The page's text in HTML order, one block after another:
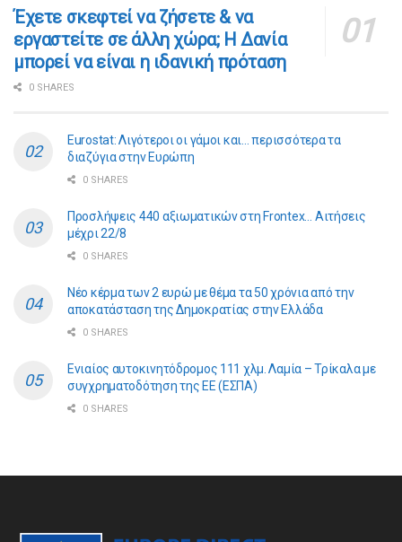
​​Έχετε σκεφτεί να ζήσετε & να
εργαστείτε σε άλλη χώρα; Η Δανία
μπορεί να είναι η ιδανική πρόταση
0 SHARES
Eurostat: Λιγότεροι οι γάμοι και… περισσότερα τα
διαζύγια στην Ευρώπη
0 SHARES
Προσλήψεις 440 αξιωματικών στη Frontex… Αιτήσεις
μέχρι 22/8
0 SHARES
Νέο κέρμα των 2 ευρώ με θέμα τα 50 χρόνια από την
αποκατάσταση της Δημοκρατίας στην Ελλάδα
0 SHARES
Ενιαίος αυτοκινητόδρομος 111 χλμ. Λαμία – Τρίκαλα με
συγχρηματοδότηση της ΕE (ΕΣΠΑ)
0 SHARES